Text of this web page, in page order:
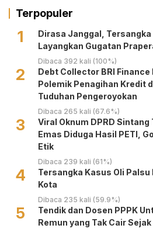
Terpopuler
1
Dirasa Janggal, Tersangka
Layangkan Gugatan
Dibaca 392 kali (100%)
2
Debt Collector BRI Finance
Polemik Penagihan Kredit
Tuduhan Pengeroyokan
Dibaca 265 kali (67.6%)
3
Viral Oknum DPRD Sintang
Emas Diduga Hasil PETI,
Etik
Dibaca 239 kali (61%)
4
Tersangka Kasus Oli Palsu
Kota
Dibaca 235 kali (59.9%)
5
Tendik dan Dosen PPPK
Remun yang Tak Cair